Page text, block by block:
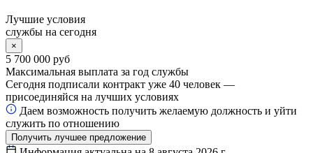
Лучшие условия
службы на сегодня
×
5 700 000 руб
Максимальная выплата за год службы
Сегодня подписали контракт уже 40 человек —
присоединяйся на лучших условиях
Даем возможность получить желаемую должность и уйти
служить по отношению
Получить лучшее предложение